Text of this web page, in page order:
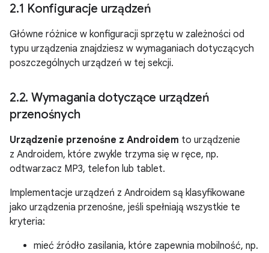
2.1 Konfiguracje urządzeń
Główne różnice w konfiguracji sprzętu w zależności od
typu urządzenia znajdziesz w wymaganiach dotyczących
poszczególnych urządzeń w tej sekcji.
2.2. Wymagania dotyczące urządzeń
przenośnych
Urządzenie przenośne z Androidem to urządzenie
z Androidem, które zwykle trzyma się w ręce, np.
odtwarzacz MP3, telefon lub tablet.
Implementacje urządzeń z Androidem są klasyfikowane
jako urządzenia przenośne, jeśli spełniają wszystkie te
kryteria:
mieć źródło zasilania, które zapewnia mobilność, np.